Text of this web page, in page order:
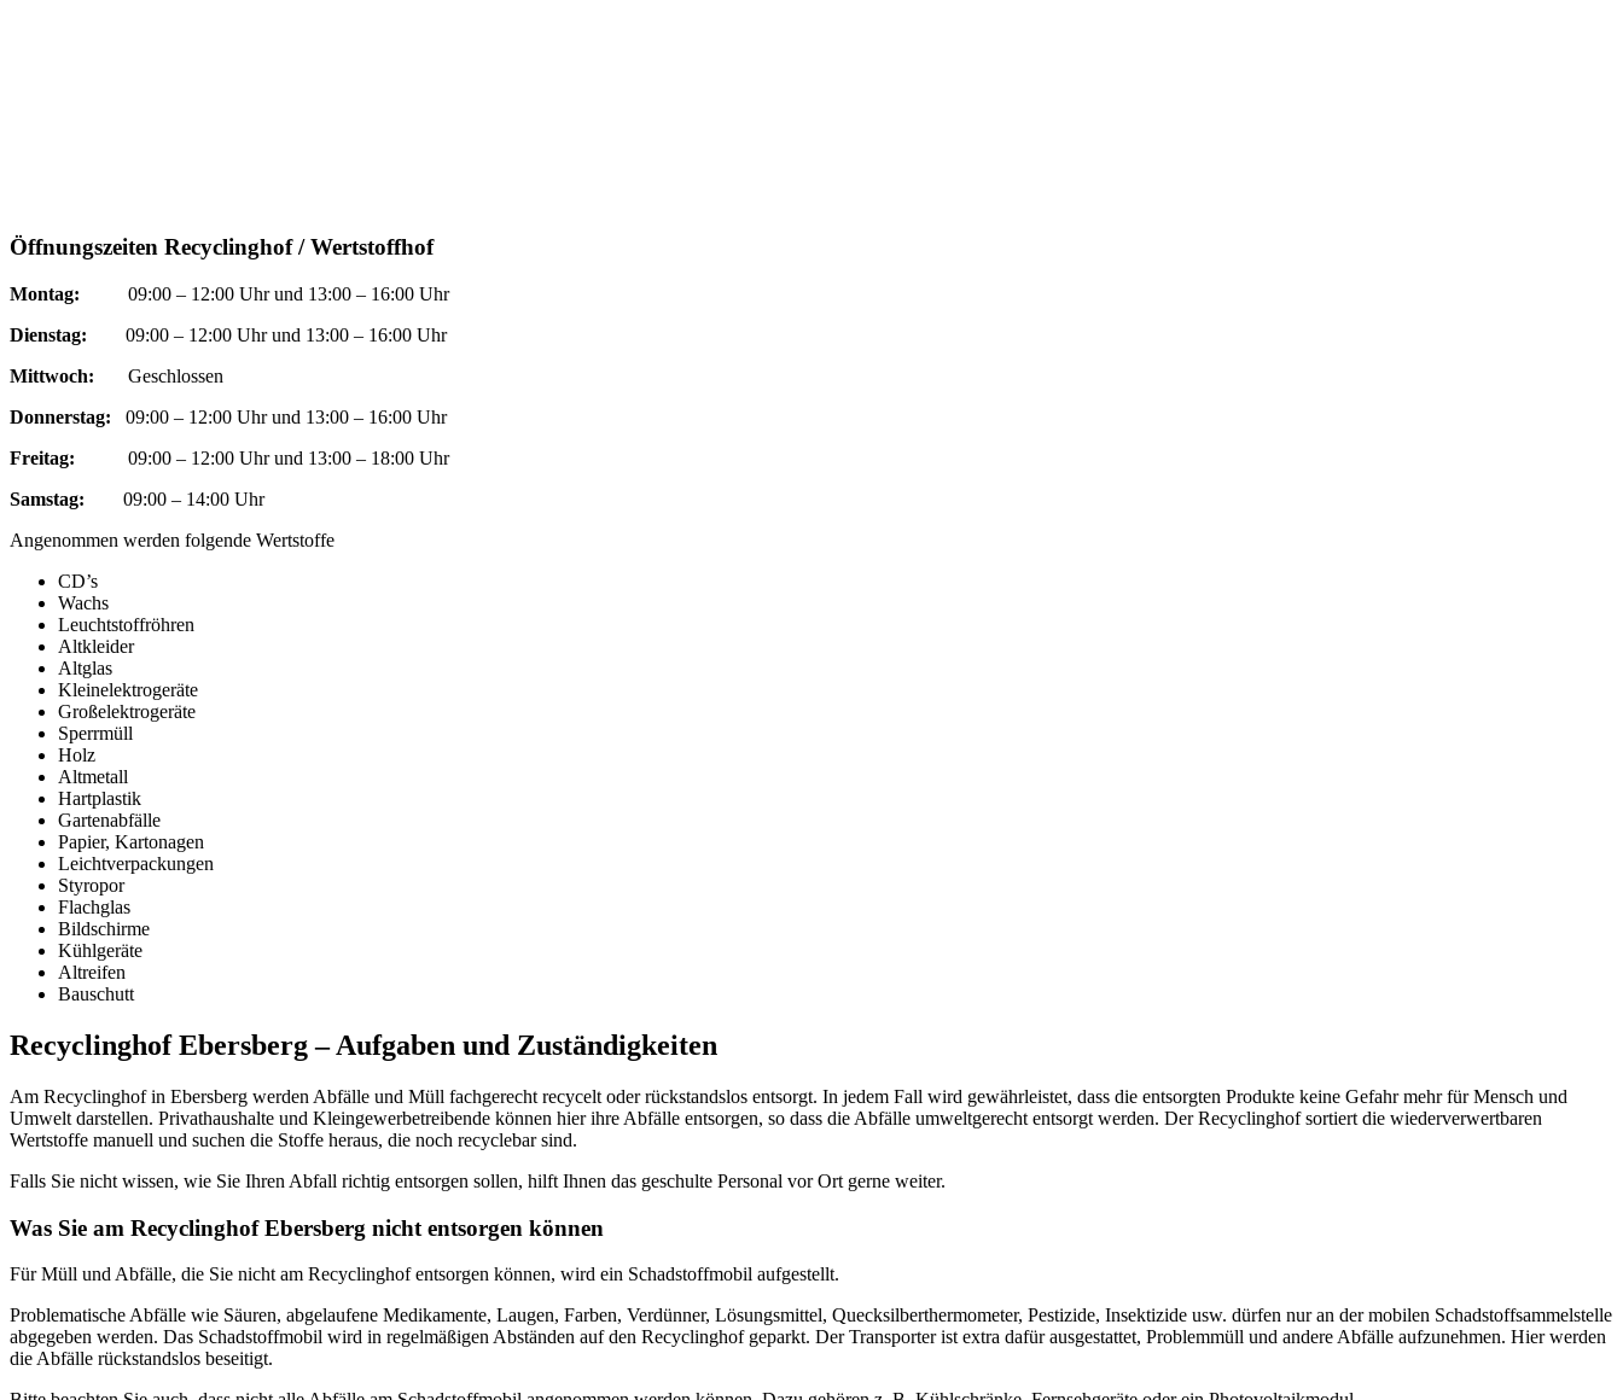
Öffnungszeiten Recyclinghof / Wertstoffhof
Montag: 09:00 – 12:00 Uhr und 13:00 – 16:00 Uhr
Dienstag: 09:00 – 12:00 Uhr und 13:00 – 16:00 Uhr
Mittwoch: Geschlossen
Donnerstag: 09:00 – 12:00 Uhr und 13:00 – 16:00 Uhr
Freitag: 09:00 – 12:00 Uhr und 13:00 – 18:00 Uhr
Samstag:
09:00 – 14:00 Uhr
Angenommen werden folgende Wertstoffe
CD’s
Wachs
Leuchtstoffröhren
Altkleider
Altglas
Kleinelektrogeräte
Großelektrogeräte
Sperrmüll
Holz
Altmetall
Hartplastik
Gartenabfälle
Papier, Kartonagen
Leichtverpackungen
Styropor
Flachglas
Bildschirme
Kühlgeräte
Altreifen
Bauschutt
Recyclinghof Ebersberg – Aufgaben und Zuständigkeiten
Am Recyclinghof in Ebersberg werden Abfälle und Müll fachgerecht recycelt oder rückstandslos entsorgt. In jedem Fall wird gewährleistet, dass die entsorgten Produkte keine Gefahr mehr für Mensch und
Umwelt darstellen. Privathaushalte und Kleingewerbetreibende können hier ihre Abfälle entsorgen, so dass die Abfälle umweltgerecht entsorgt werden. Der Recyclinghof sortiert die wiederverwertbaren
Wertstoffe manuell und suchen die Stoffe heraus, die noch recyclebar sind.
Falls Sie nicht wissen, wie Sie Ihren Abfall richtig entsorgen sollen, hilft Ihnen das geschulte Personal vor Ort gerne weiter.
Was Sie am Recyclinghof Ebersberg nicht entsorgen können
Für Müll und Abfälle, die Sie nicht am Recyclinghof entsorgen können, wird ein Schadstoffmobil aufgestellt.
Problematische Abfälle wie Säuren, abgelaufene Medikamente, Laugen, Farben, Verdünner, Lösungsmittel, Quecksilberthermometer, Pestizide, Insektizide usw. dürfen nur an der mobilen Schadstoffsammelstelle
abgegeben werden. Das Schadstoffmobil wird in regelmäßigen Abständen auf den Recyclinghof geparkt. Der Transporter ist extra dafür ausgestattet, Problemmüll und andere Abfälle aufzunehmen. Hier werden
die Abfälle rückstandslos beseitigt.